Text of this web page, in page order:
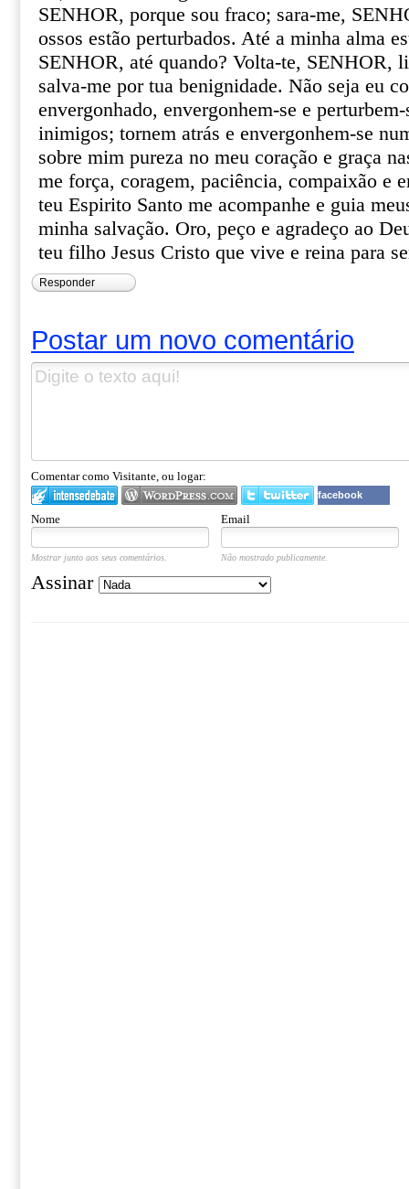
SENHOR, porque sou fraco; sara-me,
ossos estão perturbados. Até a minha alma
SENHOR, até quando? Volta-te, SENHOR,
salva-me por tua benignidade. Não seja eu
envergonhado, envergonhem-se e
inimigos; tornem atrás e envergonhem-se
sobre mim pureza no meu coração e graça
me força, coragem, paciência, compaixão e
teu Espirito Santo me acompanhe e guia
minha salvação. Oro, peço e agradeço ao
teu filho Jesus Cristo que vive e reina para
Responder
Postar um novo comentário
Comentar como Visitante, ou logar:
facebook
Nome Email
Mostrar junto aos seus comentários. Não mostrado publicamente.
Assinar